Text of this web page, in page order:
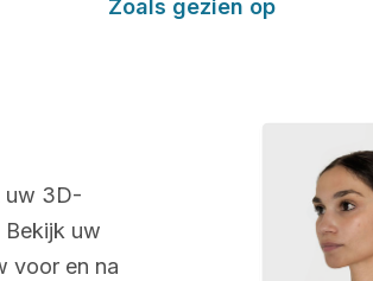
Zoals gezien op
uw 3D-
Bekijk uw
voor en na